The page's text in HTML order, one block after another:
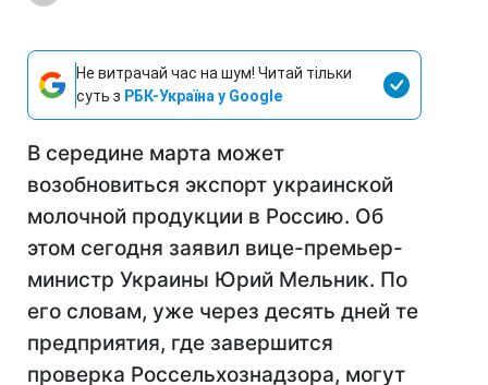
Не витрачай час на шум! Читай тільки
суть з РБК-Україна у Google
В середине марта может
возобновиться экспорт украинской
молочной продукции в Россию. Об
этом сегодня заявил вице-премьер-
министр Украины Юрий Мельник. По
его словам, уже через десять дней те
предприятия, где завершится
проверка Россельхознадзора, могут